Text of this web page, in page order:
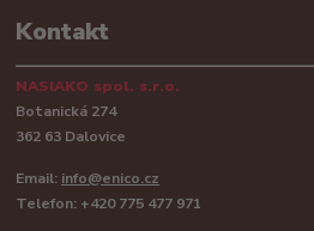
Kontakt
NASIAKO spol. s.r.o.
Botanická 274
362 63 Dalovice
Email: info@enico.cz
Telefon: +420 775 477 971